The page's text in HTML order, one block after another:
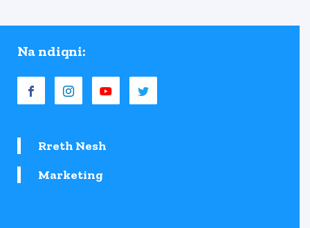
Na ndiqni:
Rreth Nesh
Marketing